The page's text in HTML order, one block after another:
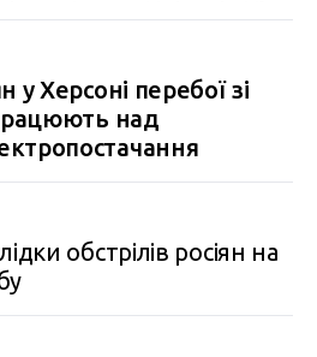
у Херсоні перебої зі
над
обстрілів росіян на